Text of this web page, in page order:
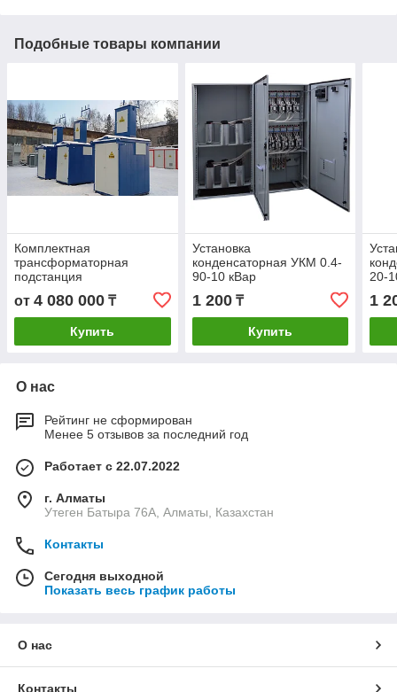
Подобные товары компании
Комплектная
трансформаторная
подстанция
КТПН-250/10(6)/0,4 кВ
от 4 080 000 ₸
Купить
Установка
конденсаторная УКМ 0.4-
90-10 кВар
1 200₸
Купить
20-
1
О нас
Рейтинг не сформирован
Менее 5 отзывов за последний год
Работает с 22.07.2022
г. Алматы
Утеген Батыра 76А, Алматы, Казахстан
Контакты
Сегодня выходной
Показать весь график работы
О нас
Контакты